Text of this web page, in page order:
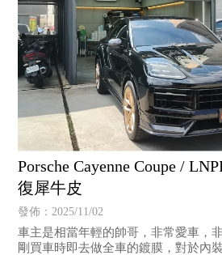
Porsche Cayenne Coupe /
復犀牛皮
發佈：2025/11/02
車主是相當年輕的帥哥，非常愛車，
剛買車時即去做全車的鍍膜，對於內